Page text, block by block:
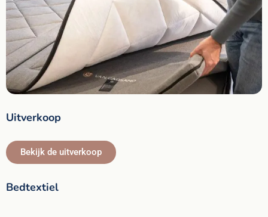
Uitverkoop
Bekijk de uitverkoop
Bedtextiel